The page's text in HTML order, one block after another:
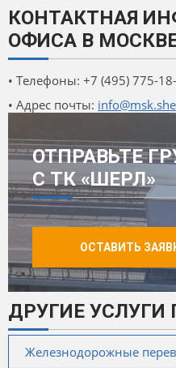
КОНТАКТНАЯ
ОФИСА В
• Телефоны: +7 (495) 775-
• Адрес почты:
ОТПРАВЬТЕ
С ТК «ШЕРЛ»
ОСТАВИТЬ
ДРУГИЕ УСЛУГИ
Железнодорожные